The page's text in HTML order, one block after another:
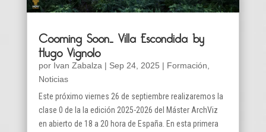
Cooming Soon… Villa Escondida by
Hugo Vignolo
por Ivan Zabalza| Sep 24, 2025 | Formación,
Noticias
Este próximo viernes 26 de septiembre realizaremos la
clase 0 de la la edición 2025-2026 del Máster ArchViz
en abierto de 18 a 20 hora de España. En esta primera